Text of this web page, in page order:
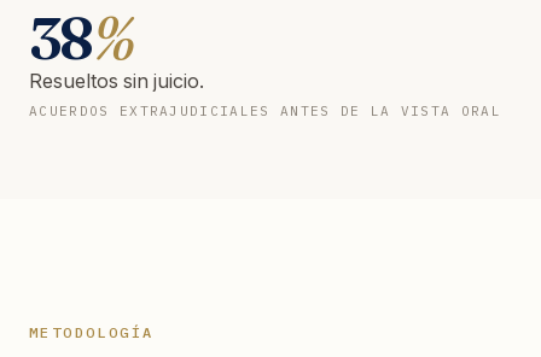
38%
Resueltos sin juicio.
ACUERDOS EXTRAJUDICIALES ANTES DE LA VISTA ORAL
METODOLOGÍA